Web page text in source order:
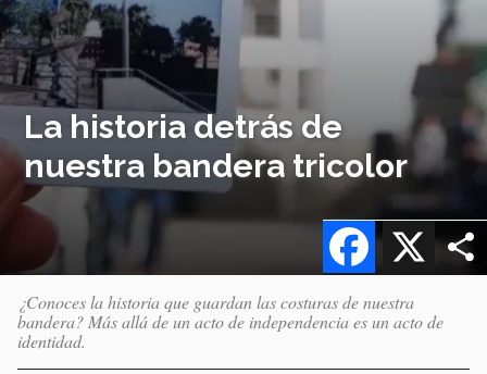
La historia detrás de
nuestra bandera tricolor
X
Facebook
¿Conoces la historia que guardan las costuras de nuestra
bandera? Más allá de un acto de independencia es un acto de
identidad.